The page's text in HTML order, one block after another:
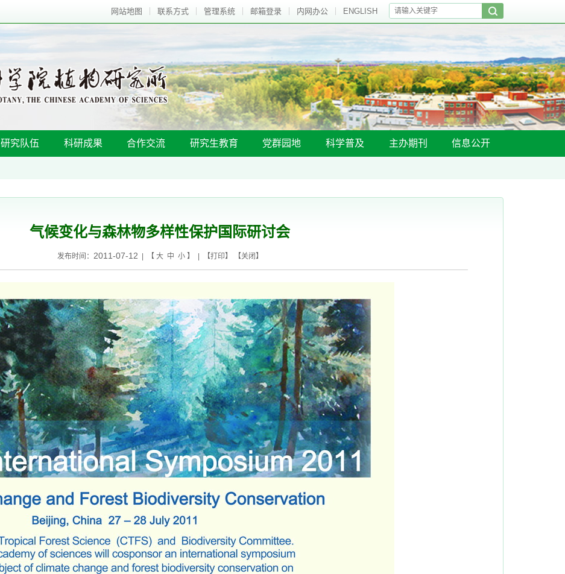
网站地图 联系方式 管理系统 邮箱登录 内网办公 ENGLISH
研究队伍 科研成果 合作交流 研究生教育 党群园地 科学普及 主办期刊 信息公开
气候变化与森林物多样性保护国际研讨会
发布时间： 2011-07-12 | 【 大 中 小】 | 【打印】 【关闭 】